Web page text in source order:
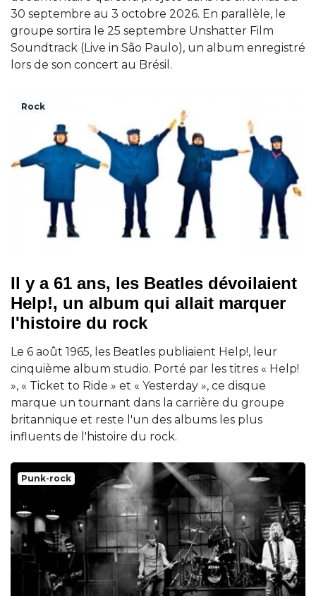
30 septembre au 3 octobre 2026. En parallèle, le
groupe sortira le 25 septembre Unshatter Film
Soundtrack (Live in São Paulo), un album enregistré
lors de son concert au Brésil.
Rock
Il y a 61 ans, les Beatles dévoilaient
Help!, un album qui allait marquer
l'histoire du rock
Le 6 août 1965, les Beatles publiaient Help!, leur
cinquième album studio. Porté par les titres « Help!
», « Ticket to Ride » et « Yesterday », ce disque
marque un tournant dans la carrière du groupe
britannique et reste l'un des albums les plus
influents de l'histoire du rock.
Punk-rock